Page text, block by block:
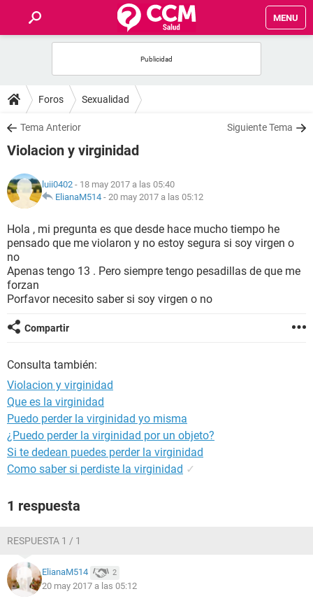
MENU
FOROS
SALUD
NUTRICIÓN
BIENESTAR
SEXUALIDAD
GLOSARIO
Foros Sexualidad
Tema Anterior Siguiente Tema
Violacion y virginidad
luii0402 - 18 may 2017 a las 05:40
ElianaM514 - 20 may 2017 a las 05:12
Hola , mi pregunta es que desde hace mucho tiempo he
pensado que me violaron y no estoy segura si soy virgen o
no
Apenas tengo 13 . Pero siempre tengo pesadillas de que me
forzan
Porfavor necesito saber si soy virgen o no
Compartir
Consulta también:
Violacion y virginidad
Que es la virginidad
Puedo perder la virginidad yo misma
¿Puedo perder la virginidad por un objeto?
Si te dedean puedes perder la virginidad
Como saber si perdiste la virginidad ✓
1 respuesta
RESPUESTA 1 / 1
ElianaM514 2
20 may 2017 a las 05:12